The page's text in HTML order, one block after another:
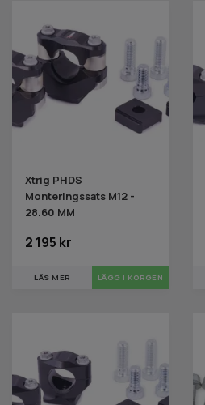
Xtrig PHDS
Monteringssats M12 -
28.60 MM
2 195 kr
LÄS MER